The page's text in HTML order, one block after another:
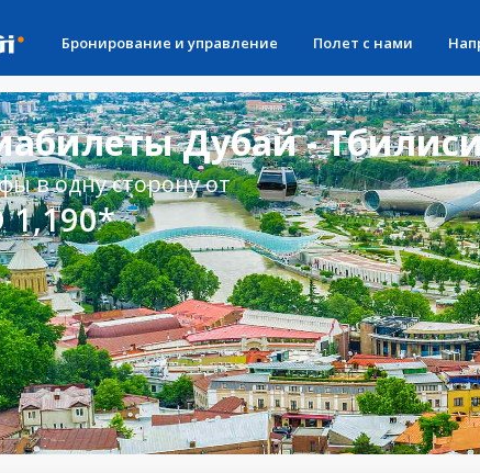
Бронирование и управление Полет с нами
Дубай -
в одну сторону от
1,190*